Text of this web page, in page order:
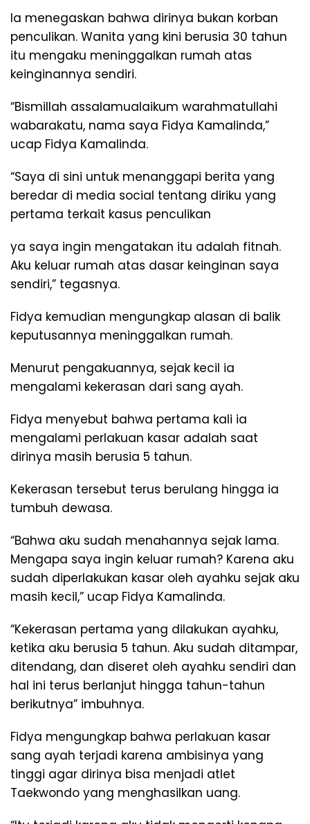
Ia menegaskan bahwa dirinya bukan korban
penculikan. Wanita yang kini berusia 30 tahun
itu mengaku meninggalkan rumah atas
keinginannya sendiri.
“Bismillah assalamualaikum warahmatullahi
wabarakatu, nama saya Fidya Kamalinda,”
ucap Fidya Kamalinda.
“Saya di sini untuk menanggapi berita yang
beredar di media social tentang diriku yang
pertama terkait kasus penculikan
ya saya ingin mengatakan itu adalah fitnah.
Aku keluar rumah atas dasar keinginan saya
sendiri,” tegasnya.
Fidya kemudian mengungkap alasan di balik
keputusannya meninggalkan rumah.
Menurut pengakuannya, sejak kecil ia
mengalami kekerasan dari sang ayah.
Fidya menyebut bahwa pertama kali ia
mengalami perlakuan kasar adalah saat
dirinya masih berusia 5 tahun.
Kekerasan tersebut terus berulang hingga ia
tumbuh dewasa.
“Bahwa aku sudah menahannya sejak lama.
Mengapa saya ingin keluar rumah? Karena aku
sudah diperlakukan kasar oleh ayahku sejak aku
masih kecil,” ucap Fidya Kamalinda.
“Kekerasan pertama yang dilakukan ayahku,
ketika aku berusia 5 tahun. Aku sudah ditampar,
ditendang, dan diseret oleh ayahku sendiri dan
hal ini terus berlanjut hingga tahun-tahun
berikutnya” imbuhnya.
Fidya mengungkap bahwa perlakuan kasar
sang ayah terjadi karena ambisinya yang
tinggi agar dirinya bisa menjadi atlet
Taekwondo yang menghasilkan uang.